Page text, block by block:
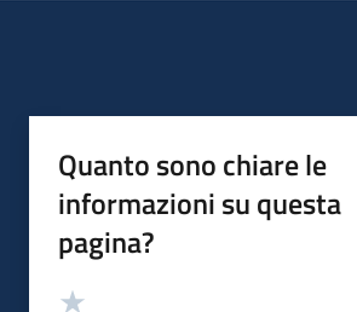
Quanto sono chiare le
informazioni su questa
pagina?
Valutazione